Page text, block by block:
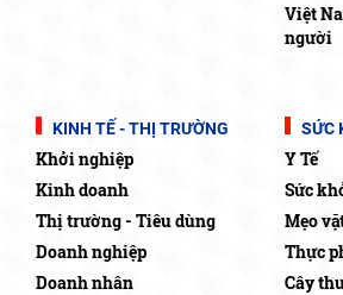
Việt
người
KINH TẾ - THỊ TRƯỜNG
Khởi nghiệp
Kinh doanh
Thị trường - Tiêu dùng
Doanh nghiệp
Doanh nhân
SỨC
Y Tế
Sức
Mẹo
Thực
Cây